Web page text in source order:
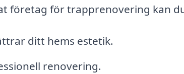
företag för trapprenovering kan
ditt hems estetik.
renovering.